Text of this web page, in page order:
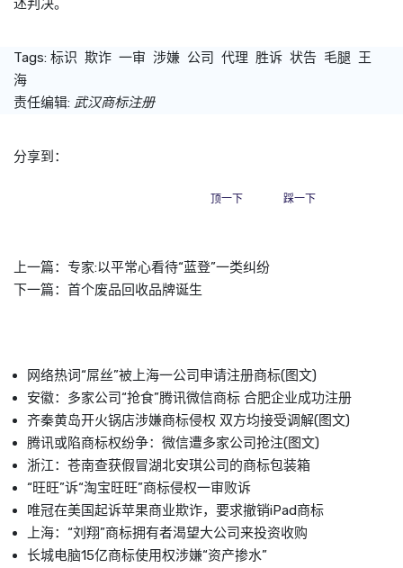
Tags: 标识 欺诈 一审 涉嫌 公司 代理 胜诉 状告 毛腿 王
海
责任编辑: 武汉商标注册
分享到：
顶一下 踩一下
上一篇： 专家:以平常心看待“蓝登”一类纠纷
下一篇： 首个废品回收品牌诞生
网络热词“屌丝”被上海一公司申请注册商标(图文)
安徽：多家公司“抢食”腾讯微信商标 合肥企业成功注册
齐秦黄岛开火锅店涉嫌商标侵权 双方均接受调解(图文)
腾讯或陷商标权纷争：微信遭多家公司抢注(图文)
浙江：苍南查获假冒湖北安琪公司的商标包装箱
“旺旺”诉“淘宝旺旺”商标侵权一审败诉
唯冠在美国起诉苹果商业欺诈，要求撤销iPad商标
上海：“刘翔”商标拥有者渴望大公司来投资收购
长城电脑15亿商标使用权涉嫌“资产掺水”